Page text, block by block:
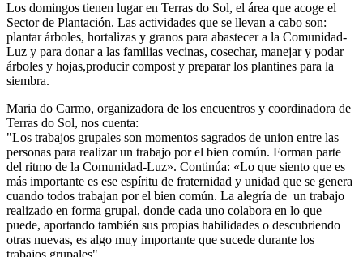
Los domingos tienen lugar en Terras do Sol, el área que acoge el
Sector de Plantación. Las actividades que se llevan a cabo son:
plantar árboles, hortalizas y granos para abastecer a la Comunidad-
Luz y para donar a las familias vecinas, cosechar, manejar y podar
árboles y hojas,producir compost y preparar los plantines para la
siembra.
Maria do Carmo, organizadora de los encuentros y coordinadora de
Terras do Sol, nos cuenta:
"Los trabajos grupales son momentos sagrados de union entre las
personas para realizar un trabajo por el bien común. Forman parte
del ritmo de la Comunidad-Luz». Continúa: «Lo que siento que es
más importante es ese espíritu de fraternidad y unidad que se genera
cuando todos trabajan por el bien común. La alegría de un trabajo
realizado en forma grupal, donde cada uno colabora en lo que
puede, aportando también sus propias habilidades o descubriendo
otras nuevas, es algo muy importante que sucede durante los